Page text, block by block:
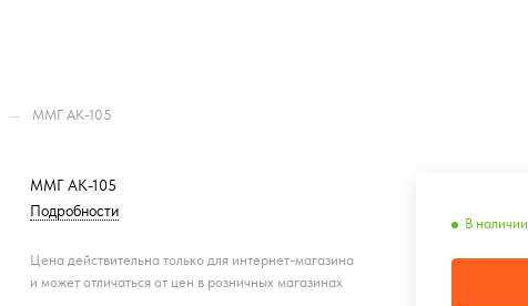
— ММГ АК-105
В наличии
ММГ АК-105
Подробности
Цена действительна только для интернет-магазина
и может отличаться от цен в розничных магазинах